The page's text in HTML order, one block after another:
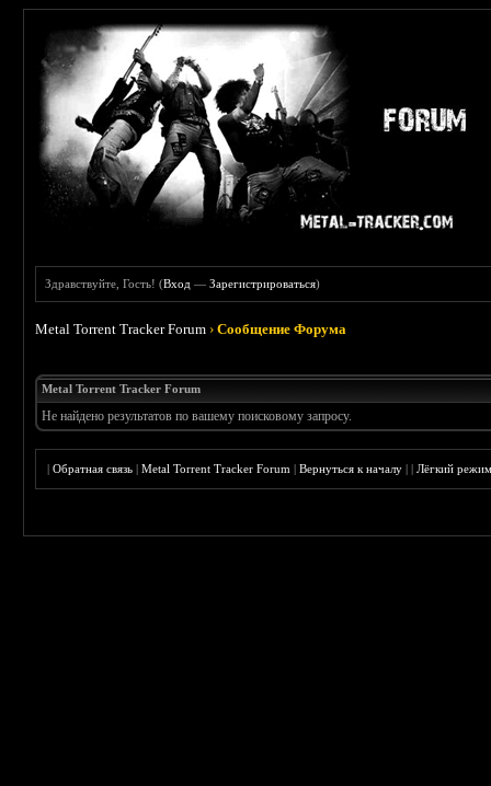
Здравствуйте, Гость! (Вход —Зарегистрироваться)
Metal Torrent Tracker Forum ›Сообщение Форума
Metal Torrent Tracker Forum
Не найдено результатов по вашему поисковому запросу.
|Обратная связь |Metal Torrent Tracker Forum |Вернуться к началу ||Лёгкий